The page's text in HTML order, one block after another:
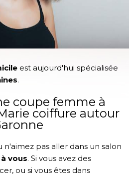
est aujourd'hui spécialisée
.
coupe femme à
coiffure autour
n'aimez pas aller dans un salon
vous. Si vous avez des
ou si vous êtes dans